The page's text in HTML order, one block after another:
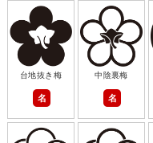
台地抜き梅
名
中陰裏梅
名